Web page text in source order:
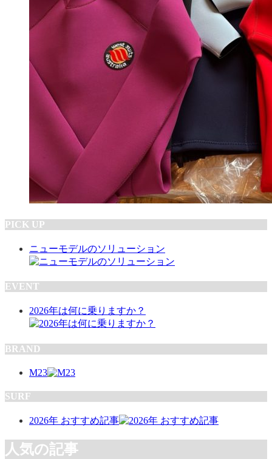
PICK UP
ニューモデルのソリューション
EVENT
2026年は何に乗りますか？
BRAND
M23
SURF
2026年 おすすめ記事
人気の記事